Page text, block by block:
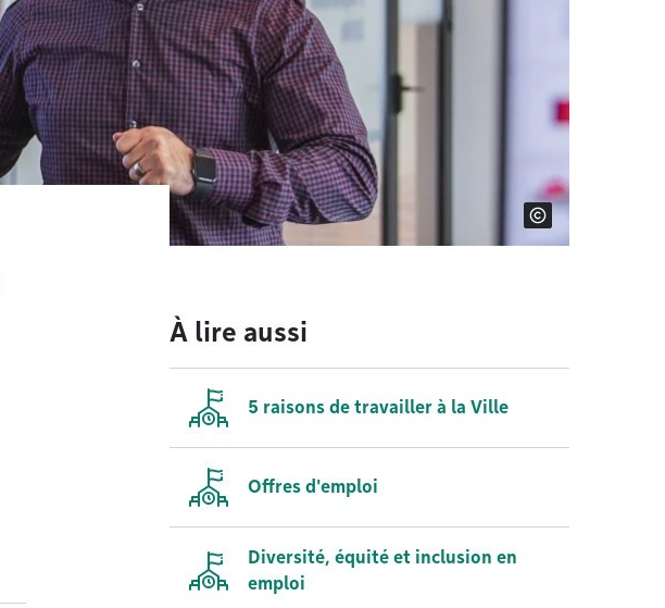
À lire aussi
5 raisons de travailler à la Ville
Offres d'emploi
Diversité, équité et inclusion en
emploi